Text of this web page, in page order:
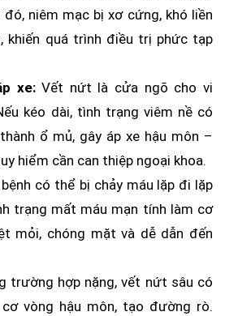
đó, niêm mạc bị xơ cứng, khó liền
khiến quá trình điều trị phức tạp
xe:Vết nứt là cửa ngõ cho vi
kéo dài, tình trạng viêm nề có
ổ mủ, gây áp xe hậu môn –
hiểm cần can thiệp ngoại khoa.
có thể bị chảy máu lặp đi lặp
trạng mất máu mạn tính làm cơ
mỏi, chóng mặt và dễ dẫn đến
trường hợp nặng, vết nứt sâu có
vòng hậu môn, tạo đường rò.